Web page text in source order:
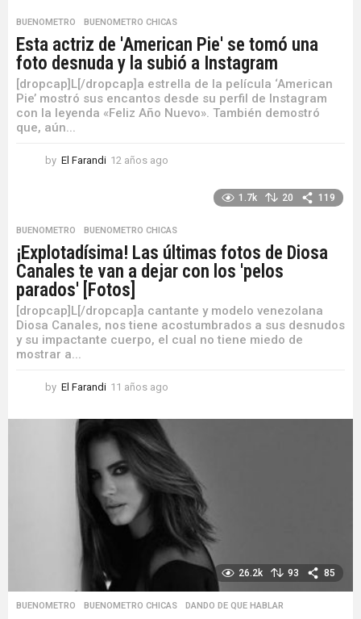
a
g
o
BUENOMETRO ,BUENOMETRO CHICAS
Esta actriz de 'American Pie' se tomó una
foto desnuda y la subió a Instagram
[dropcap]L[/dropcap]a estrella de la película ‘American
Pie’ mostró sus encantos desde su perfil de Instagram
con la leyenda «Feliz Año Nuevo». También demostró
que, aún...
by El Farandi 12 años ago
s
a
g
1.7k 20 119
BUENOMETRO ,BUENOMETRO CHICAS
¡Explotadísima! Las últimas fotos de Diosa
Canales te van a dejar con los 'pelos
parados' [Fotos]
[dropcap]L[/dropcap]a cantante y modelo venezolana
Diosa Canales, nos tiene acostumbrados a sus desnudos
y su impactante cuerpo, el cual no tiene miedo de
mostrar a...
by El Farandi 11 años ago
a
o
a
g
26.2k 93 85
BUENOMETRO ,BUENOMETRO CHICAS ,DANDO DE QUE HABLAR